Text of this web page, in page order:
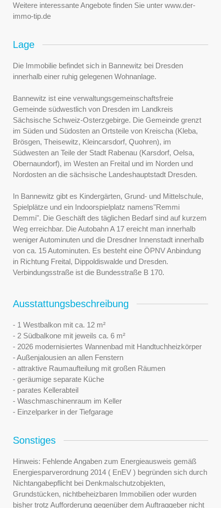
Weitere interessante Angebote finden Sie unter www.der-
immo-tip.de
Lage
Die Immobilie befindet sich in Bannewitz bei Dresden
innerhalb einer ruhig gelegenen Wohnanlage.
Bannewitz ist eine verwaltungsgemeinschaftsfreie
Gemeinde südwestlich von Dresden im Landkreis
Sächsische Schweiz-Osterzgebirge. Die Gemeinde grenzt
im Süden und Südosten an Ortsteile von Kreischa (Kleba,
Brösgen, Theisewitz, Kleincarsdorf, Quohren), im
Südwesten an Teile der Stadt Rabenau (Karsdorf, Oelsa,
Obernaundorf), im Westen an Freital und im Norden und
Nordosten an die sächsische Landeshauptstadt Dresden.
In Bannewitz gibt es Kindergärten, Grund- und Mittelschule,
Spielplätze und ein Indoorspielplatz namens"Remmi
Demmi". Die Geschäft des täglichen Bedarf sind auf kurzem
Weg erreichbar. Die Autobahn A 17 ereicht man innerhalb
weniger Autominuten und die Dresdner Innenstadt innerhalb
von ca. 15 Autominuten. Es besteht eine ÖPNV Anbindung
in Richtung Freital, Dippoldiswalde und Dresden.
Verbindungsstraße ist die Bundesstraße B 170.
Ausstattungsbeschreibung
- 1 Westbalkon mit ca. 12 m²
- 2 Südbalkone mit jeweils ca. 6 m²
- 2026 modernisiertes Wannenbad mit Handtuchheizkörper
- Außenjalousien an allen Fenstern
- attraktive Raumaufteilung mit großen Räumen
- geräumige separate Küche
- parates Kellerabteil
- Waschmaschinenraum im Keller
- Einzelparker in der Tiefgarage
Sonstiges
Hinweis: Fehlende Angaben zum Energieausweis gemäß
Energiesparverordnung 2014 ( EnEV ) begründen sich durch
Nichtangabepflicht bei Denkmalschutzobjekten,
Grundstücken, nichtbeheizbaren Immobilien oder wurden
bisher trotz Aufforderung gegenüber dem Auftraggeber nicht